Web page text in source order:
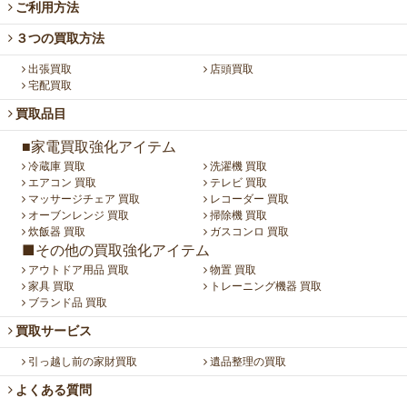
ご利用方法
３つの買取方法
出張買取
店頭買取
宅配買取
買取品目
■家電買取強化アイテム
冷蔵庫 買取
洗濯機 買取
エアコン 買取
テレビ 買取
マッサージチェア 買取
レコーダー 買取
オーブンレンジ 買取
掃除機 買取
炊飯器 買取
ガスコンロ 買取
■その他の買取強化アイテム
アウトドア用品 買取
物置 買取
家具 買取
トレーニング機器 買取
ブランド品 買取
買取サービス
引っ越し前の家財買取 遺品整理の買取
よくある質問